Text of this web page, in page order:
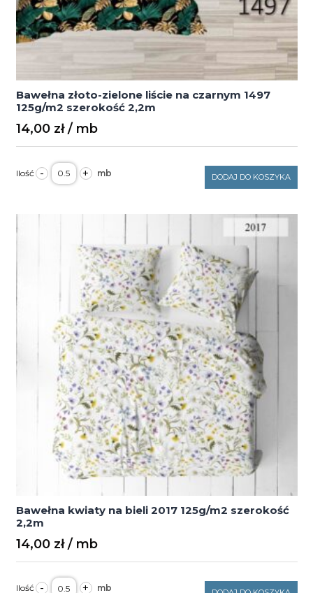
Bawełna złoto-zielone liście na czarnym 1497
125g/m2 szerokość 2,2m
14,00 zł
- ilość
Bawełna
złoto-
125g/m2
szerokość
+ DODAJ DO KOSZYKA
Bawełna kwiaty na bieli 2017 125g/m2 szerokość
2,2m
14,00 zł
- ilość +